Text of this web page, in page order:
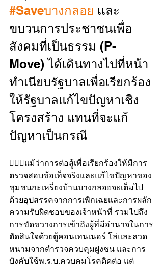
#Saveบางกลอย เเละ
ขบวนการประชาชนเพื่อ
สังคมที่เป็นธรรม (P-
Move) ได้เดินทางไปที่หน้า
ทำเนียบรัฐบาลเพื่อเรียกร้อง
ให้รัฐบาลแก้ไขปัญหาเชิง
โครงสร้าง แทนที่จะแก้
ปัญหาเป็นกรณี
👮🏻‍♂️แม้ว่าการต่อสู้เพื่อเรียกร้องให้มีการ
ตรวจสอบข้อเท็จจริงและแก้ไขปัญหาของ
ชุมชนกะเหรี่ยงบ้านบางกลอยจะเต็มไป
ด้วยอุปสรรคจากการเพิกเฉยเเละการผลัก
ความรับผิดชอบของเจ้าหนัาที่ รวมไปถึง
การขัดขวางการเข้าถึงผู้ที่มีอำนาจในการ
ตัดสินใจด้วยตู้คอนเทนเนอร์ โล่และลวด
หนามจากตำรวจควบคุมฝูงชน และการ
บังคับใช้พ.ร.บ.ควบคุมโรคติดต่อ แต่